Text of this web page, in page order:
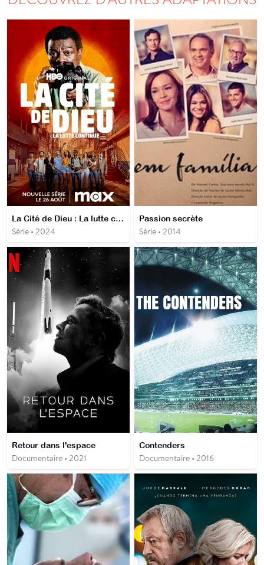
La Cité de Dieu : La lutte continue
Série • 2024
Passion secrète
Série • 2014
Retour dans l'espace
Documentaire • 2021
Contenders
Documentaire • 2016